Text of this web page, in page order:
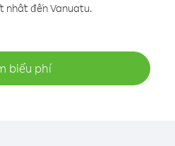
nhất đến Vanuatu.
biểu phí